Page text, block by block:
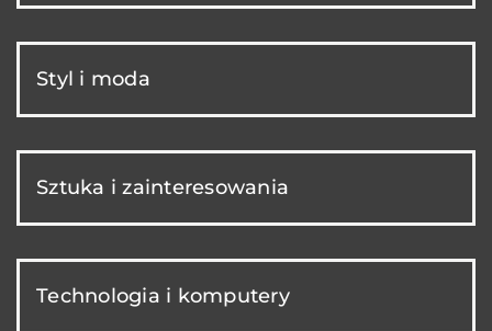
Styl i moda
Sztuka i zainteresowania
Technologia i komputery